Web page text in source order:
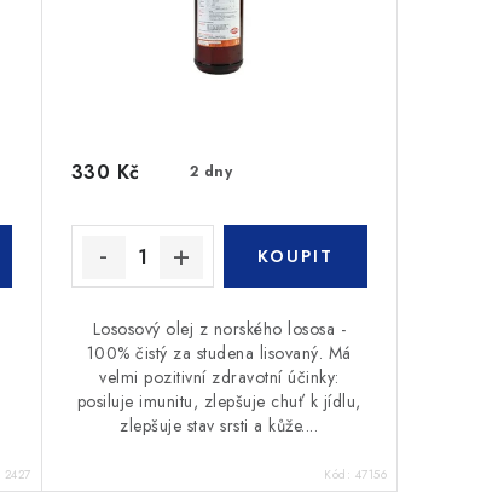
2427
2 dny
330 Kč
Lososový olej z norského lososa -
100% čistý za studena lisovaný. Má
velmi pozitivní zdravotní účinky:
posiluje imunitu, zlepšuje chuť k jídlu,
zlepšuje stav srsti a kůže....
Kód: 47156